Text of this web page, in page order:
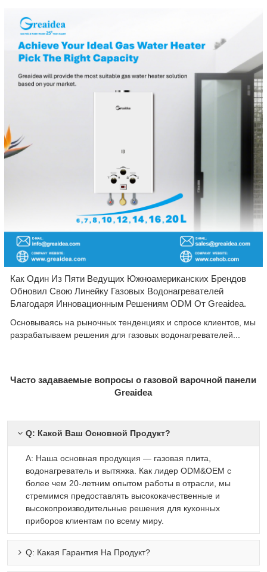
Как Один Из Пяти Ведущих Южноамериканских Брендов
Обновил Свою Линейку Газовых Водонагревателей
Благодаря Инновационным Решениям ODM От Greaidea.
Основываясь на рыночных тенденциях и спросе клиентов, мы
разрабатываем решения для газовых водонагревателей...
Часто задаваемые вопросы о газовой варочной панели
Greaidea
Q: Какой Ваш Основной Продукт?
A: Наша основная продукция — газовая плита,
водонагреватель и вытяжка. Как лидер ODM&OEM с
более чем 20-летним опытом работы в отрасли, мы
стремимся предоставлять высококачественные и
высокопроизводительные решения для кухонных
приборов клиентам по всему миру.
Q: Какая Гарантия На Продукт?